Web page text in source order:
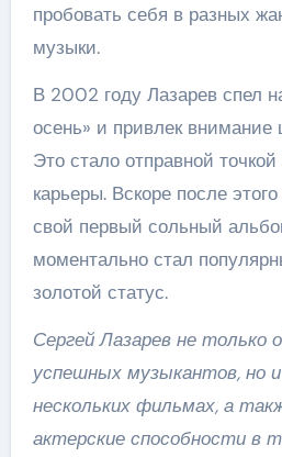
пробовать себя в разных
музыки.
В 2002 году Лазарев спел
осень» и привлек внимание
Это стало отправной
карьеры. Вскоре после
свой первый сольный
моментально стал
золотой статус.
Сергей Лазарев не только
успешных музыкантов, но
нескольких фильмах, а
актерские способности в